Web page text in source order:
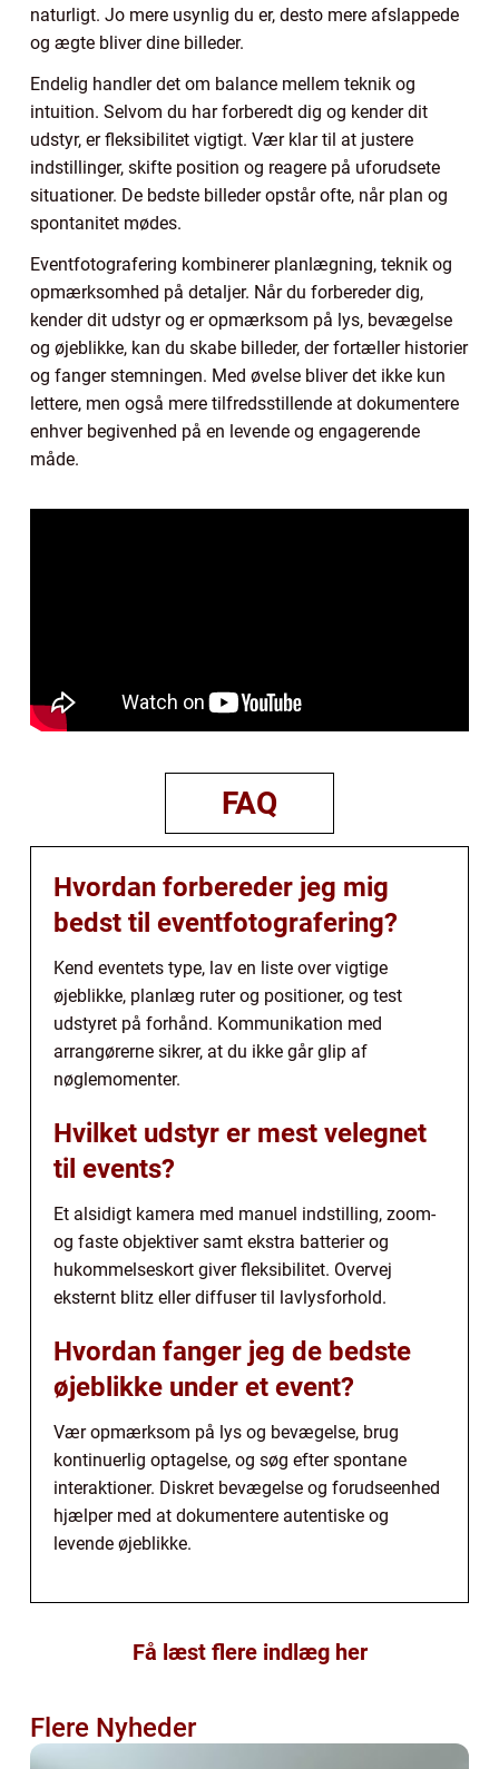
naturligt. Jo mere usynlig du er, desto mere afslappede
og ægte bliver dine billeder.
Endelig handler det om balance mellem teknik og
intuition. Selvom du har forberedt dig og kender dit
udstyr, er fleksibilitet vigtigt. Vær klar til at justere
indstillinger, skifte position og reagere på uforudsete
situationer. De bedste billeder opstår ofte, når plan og
spontanitet mødes.
Eventfotografering kombinerer planlægning, teknik og
opmærksomhed på detaljer. Når du forbereder dig,
kender dit udstyr og er opmærksom på lys, bevægelse
og øjeblikke, kan du skabe billeder, der fortæller historier
og fanger stemningen. Med øvelse bliver det ikke kun
lettere, men også mere tilfredsstillende at dokumentere
enhver begivenhed på en levende og engagerende
måde.
FAQ
Hvordan forbereder jeg mig
bedst til eventfotografering?
Kend eventets type, lav en liste over vigtige
øjeblikke, planlæg ruter og positioner, og test
udstyret på forhånd. Kommunikation med
arrangørerne sikrer, at du ikke går glip af
nøglemomenter.
Hvilket udstyr er mest velegnet
til events?
Et alsidigt kamera med manuel indstilling, zoom-
og faste objektiver samt ekstra batterier og
hukommelseskort giver fleksibilitet. Overvej
eksternt blitz eller diffuser til lavlysforhold.
Hvordan fanger jeg de bedste
øjeblikke under et event?
Vær opmærksom på lys og bevægelse, brug
kontinuerlig optagelse, og søg efter spontane
interaktioner. Diskret bevægelse og forudseenhed
hjælper med at dokumentere autentiske og
levende øjeblikke.
Få læst flere indlæg her
Flere Nyheder